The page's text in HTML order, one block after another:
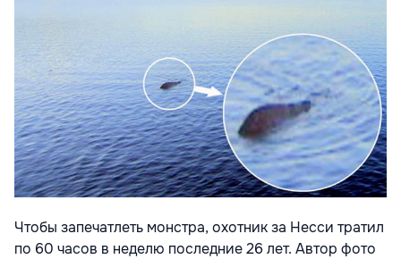
Чтобы запечатлеть монстра, охотник за Несси тратил
по 60 часов в неделю последние 26 лет. Автор фото